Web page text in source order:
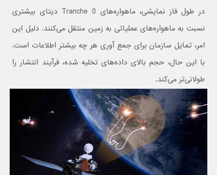
در طول فاز نمایشی، ماهواره‌های Tranche 0 دیتای بیشتری
نسبت به ماهواره‌های عملیاتی به زمین منتقل می‌کنند. دلیل این
امر، تمایل سازمان برای جمع آوری هر چه بیشتر اطلاعات است.
با این حال، حجم بالای داده‌های تخلیه شده، فرآیند انتشار را
طولانی‌تر می‌کند.